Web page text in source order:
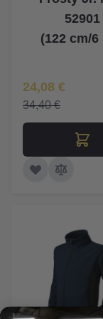
52901
(122 cm/6
Īpaša Cena
24,08 €
34,40 €